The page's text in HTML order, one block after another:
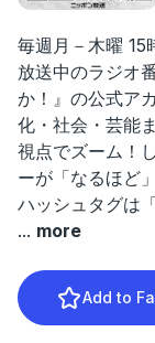
毎週月－木曜 15
放送中のラジオ
か！』の公式ア
化・社会・芸能
視点でズーム！
ーが「なるほど
ハッシュタグは
... more
Add to